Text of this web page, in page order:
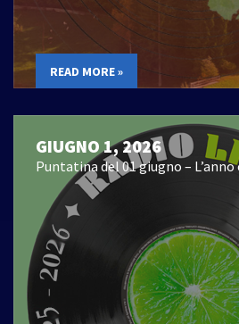
READ MORE »
GIUGNO 1, 2026
Puntatina del 01 giugno –